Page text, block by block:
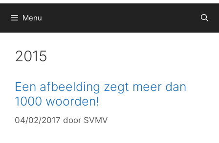
Menu
2015
Een afbeelding zegt meer dan
1000 woorden!
04/02/2017 door SVMV